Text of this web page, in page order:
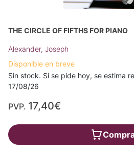
THE CIRCLE OF FIFTHS FOR PIANO
Alexander, Joseph
Disponible en breve
Sin stock. Si se pide hoy, se estima
17/08/26
PVP. 17,40€